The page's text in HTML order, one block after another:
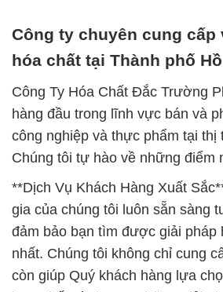
Công ty chuyên cung cấp
hóa chất tại Thành phố
Công Ty Hóa Chất Đắc Trường
hàng đầu trong lĩnh vực bán và
công nghiệp và thực phẩm tại thị
Chúng tôi tự hào về những điểm
**Dịch Vụ Khách Hàng Xuất
gia của chúng tôi luôn sẵn sàng
đảm bảo bạn tìm được giải pháp
nhất. Chúng tôi không chỉ cung
còn giúp Quý khách hàng lựa